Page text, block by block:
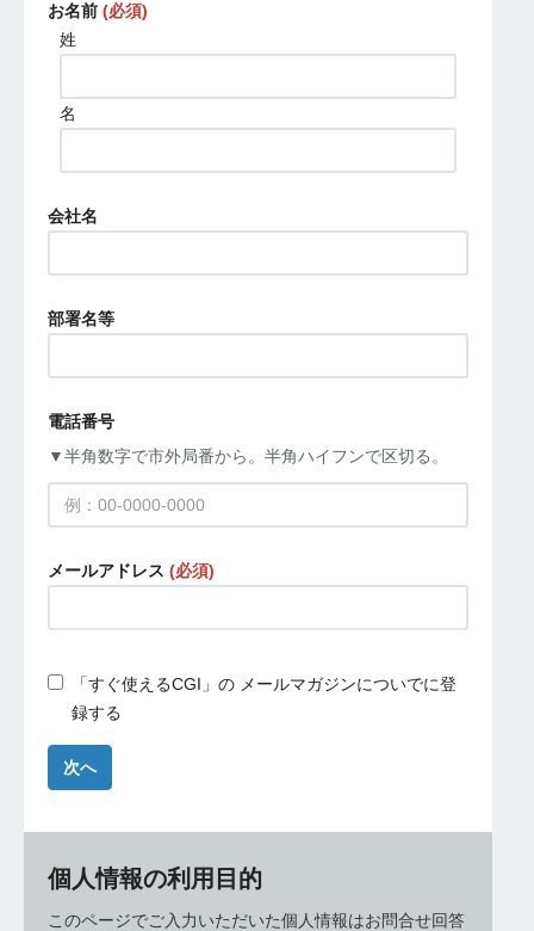
お名前 (必須)
姓
名
会社名
部署名等
電話番号
▼半角数字で市外局番から。半角ハイフンで区切る。
メールアドレス (必須)
「すぐ使えるCGI」の メールマガジンについでに登
録する
次へ
個人情報の利用目的
このページでご入力いただいた個人情報はお問合せ回答